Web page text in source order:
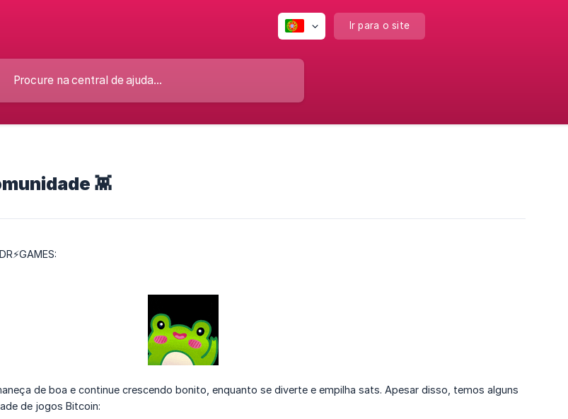
Ir para o site
👾
de boa e continue crescendo bonito, enquanto se diverte e empilha sats. Apesar disso, temos alguns
de jogos Bitcoin: